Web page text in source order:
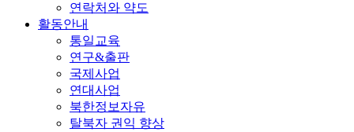
연락처와 약도
활동안내
통일교육
연구&출판
국제사업
연대사업
북한정보자유
탈북자 권익 향상